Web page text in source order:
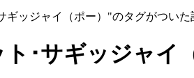
ギッジャイ（ポー）"のタグがついた
･サギッジャイ